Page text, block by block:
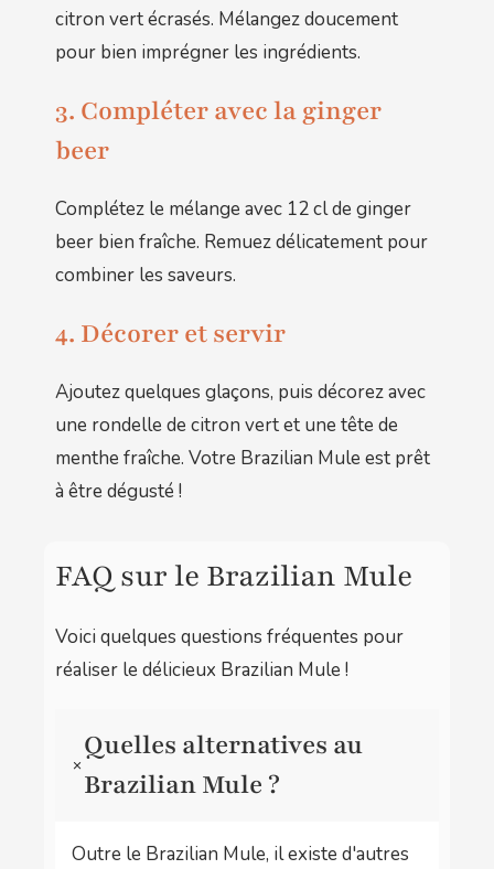
citron vert écrasés. Mélangez doucement
pour bien imprégner les ingrédients.
3. Compléter avec la ginger
beer
Complétez le mélange avec 12 cl de ginger
beer bien fraîche. Remuez délicatement pour
combiner les saveurs.
4. Décorer et servir
Ajoutez quelques glaçons, puis décorez avec
une rondelle de citron vert et une tête de
menthe fraîche. Votre Brazilian Mule est prêt
à être dégusté !
FAQ sur le Brazilian Mule
Voici quelques questions fréquentes pour
réaliser le délicieux Brazilian Mule !
+
Quelles alternatives au
Brazilian Mule ?
Outre le Brazilian Mule, il existe d'autres